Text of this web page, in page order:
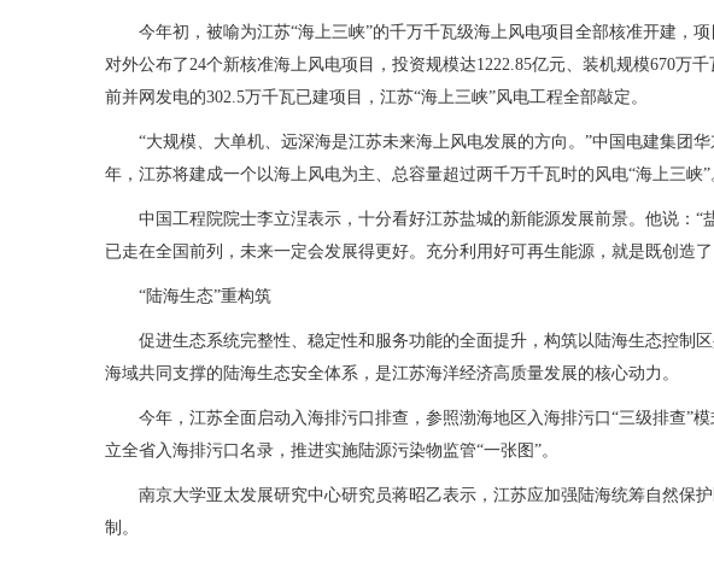
今年初，被喻为江苏“海上三峡”的千万千瓦级海上风电项目全部核准开建，
对外公布了24个新核准海上风电项目，投资规模达1222.85亿元、装机规模670万
前并网发电的302.5万千瓦已建项目，江苏“海上三峡”风电工程全部敲定。
“大规模、大单机、远深海是江苏未来海上风电发展的方向。”中国电建集团
年，江苏将建成一个以海上风电为主、总容量超过两千万千瓦时的风电“海上三峡”
中国工程院院士李立浧表示，十分看好江苏盐城的新能源发展前景。他说：
已走在全国前列，未来一定会发展得更好。充分利用好可再生能源，就是既创造了
“陆海生态”重构筑
促进生态系统完整性、稳定性和服务功能的全面提升，构筑以陆海生态控制
海域共同支撑的陆海生态安全体系，是江苏海洋经济高质量发展的核心动力。
今年，江苏全面启动入海排污口排查，参照渤海地区入海排污口“三级排查”
立全省入海排污口名录，推进实施陆源污染物监管“一张图”。
南京大学亚太发展研究中心研究员蒋昭乙表示，江苏应加强陆海统筹自然保
制。